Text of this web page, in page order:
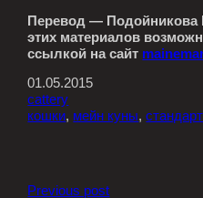
Перевод — Подойникова
этих материалов
ссылкой на сайт
01.05.2015
cattery
кошки, мейн куны,
Previous post